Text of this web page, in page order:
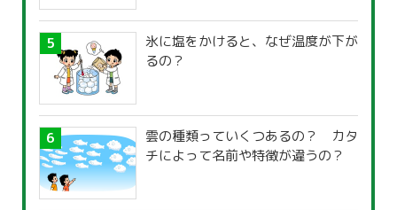
氷に塩をかけると、なぜ温度が下が
るの？
雲の種類っていくつあるの？ カタ
チによって名前や特徴が違うの？